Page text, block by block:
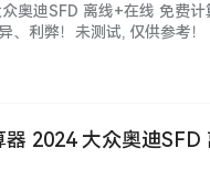
奥迪SFD 离线+在线 免费
、利弊！未测试, 仅供参考
断, 勤则利, 荒则废！ 本站
2024 大众奥迪